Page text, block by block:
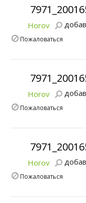
Horov
Пожаловаться
Horov
Пожаловаться
Horov
Пожаловаться